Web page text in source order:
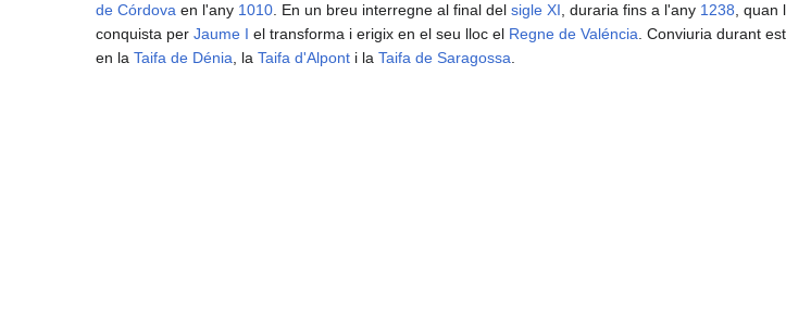
de Córdova en l'any 1010 . En un breu interregne al final del sigle XI , duraria fins a l'any 1238 , quan
conquista per Jaume I el transforma i erigix en el seu lloc el Regne de Valéncia . Conviuria durant
en la Taifa de Dénia , la Taifa d'Alpont i la Taifa de Saragossa